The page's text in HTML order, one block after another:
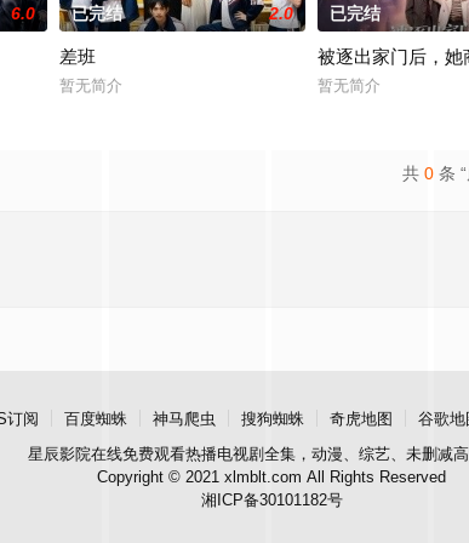
6.0 已完结 2.0
差班
暂无简介
已完结
被逐出家门后，她
暂无简介
共 0 条
订阅 百度蜘蛛 神马爬虫 搜狗蜘蛛 奇虎地图 谷歌地
星辰影院在线免费观看热播电视剧全集，动漫、综艺、未删减
Copyright © 2021 xlmblt.com All Rights Reserved
湘ICP备30101182号